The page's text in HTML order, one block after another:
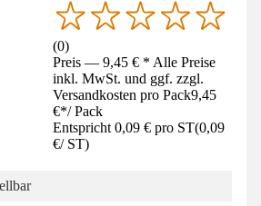
(0)
Preis — 9,45 € * Alle Preise
inkl. MwSt. und ggf. zzgl.
Versandkosten pro Pack9,45
€*/ Pack
Entspricht 0,09 € pro ST(0,09
€/ ST)